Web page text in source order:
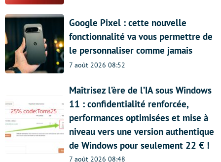
Google Pixel : cette nouvelle
fonctionnalité va vous permettre de
le personnaliser comme jamais
7 août 2026 08:52
Maîtrisez l’ère de l’IA sous Windows
11 : confidentialité renforcée,
performances optimisées et mise à
niveau vers une version authentique
de Windows pour seulement 22 € !
7 août 2026 08:48